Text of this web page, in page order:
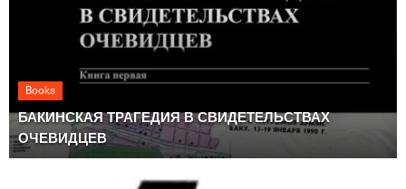
Books
БАКИНСКАЯ ТРАГЕДИЯ В СВИДЕТЕЛЬСТВАХ
ОЧЕВИДЦЕВ